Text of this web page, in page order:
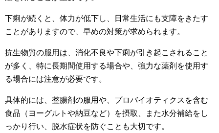
下痢が続くと、体力が低下し、日常生活にも支障をきたす
ことがありますので、早めの対策が求められます。
抗生物質の服用は、消化不良や下痢が引き起こされること
が多く、特に長期間使用する場合や、強力な薬剤を使用す
る場合には注意が必要です。
具体的には、整腸剤の服用や、プロバイオティクスを含む
食品（ヨーグルトや納豆など）を摂取、また水分補給をし
っかり行い、脱水症状を防ぐことも大切です。